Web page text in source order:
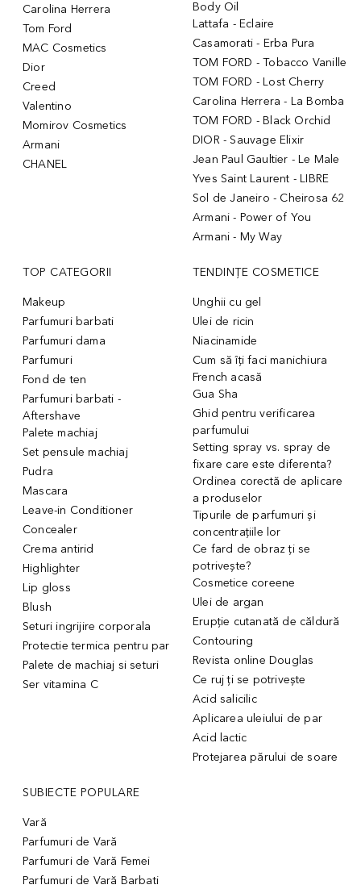
Carolina Herrera
Tom Ford
MAC Cosmetics
Dior
Creed
Valentino
Momirov Cosmetics
Armani
CHANEL
Body Oil
Lattafa - Eclaire
Casamorati - Erba Pura
TOM FORD - Tobacco Vanille
TOM FORD - Lost Cherry
Carolina Herrera - La Bomba
TOM FORD - Black Orchid
DIOR - Sauvage Elixir
Jean Paul Gaultier - Le Male
Yves Saint Laurent - LIBRE
Sol de Janeiro - Cheirosa 62
Armani - Power of You
Armani - My Way
TOP CATEGORII
Makeup
Parfumuri barbati
Parfumuri dama
Parfumuri
Fond de ten
Parfumuri barbati -
Aftershave
Palete machiaj
Set pensule machiaj
Pudra
Mascara
Leave-in Conditioner
Concealer
Crema antirid
Highlighter
Lip gloss
Blush
Seturi ingrijire corporala
Protectie termica pentru par
Palete de machiaj si seturi
Ser vitamina C
TENDINȚE COSMETICE
Unghii cu gel
Ulei de ricin
Niacinamide
Cum să îți faci manichiura
French acasă
Gua Sha
Ghid pentru verificarea
parfumului
Setting spray vs. spray de
fixare care este diferenta?
Ordinea corectă de aplicare
a produselor
Tipurile de parfumuri și
concentrațiile lor
Ce fard de obraz ți se
potrivește?
Cosmetice coreene
Ulei de argan
Erupție cutanată de căldură
Contouring
Revista online Douglas
Ce ruj ți se potrivește
Acid salicilic
Aplicarea uleiului de par
Acid lactic
Protejarea părului de soare
SUBIECTE POPULARE
Vară
Parfumuri de Vară
Parfumuri de Vară Femei
Parfumuri de Vară Barbati